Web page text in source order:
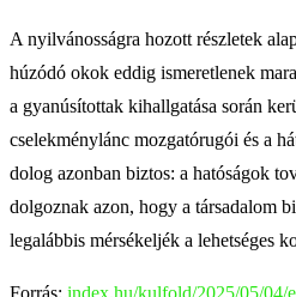
A nyilvánosságra hozott részletek
húzódó okok eddig ismeretlenek
a gyanúsítottak kihallgatása során
cselekménylánc mozgatórugói és a
dolog azonban biztos: a hatóságok
dolgoznak azon, hogy a társadalom
legalábbis mérsékeljék a lehetséges